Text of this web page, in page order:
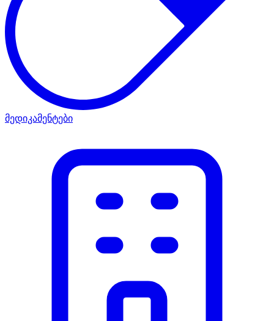
მედიკამენტები